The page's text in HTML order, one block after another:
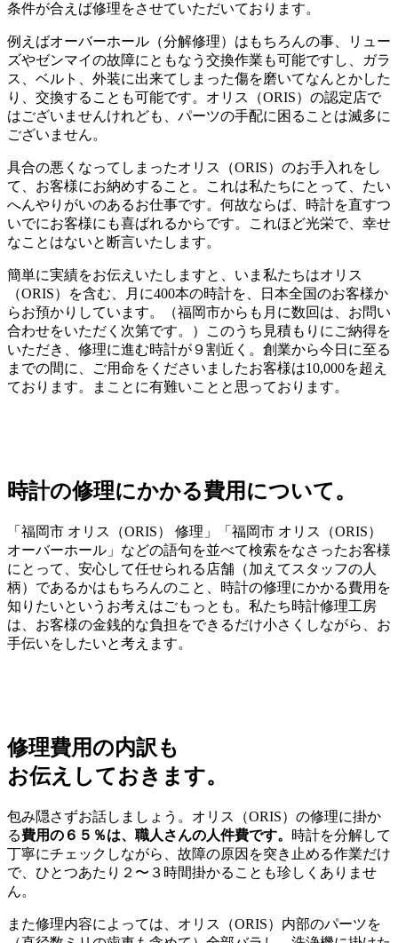
条件が合えば修理をさせていただいております。
例えばオーバーホール（分解修理）はもちろんの事、リュー
ズやゼンマイの故障にともなう交換作業も可能ですし、ガラ
ス、ベルト、外装に出来てしまった傷を磨いてなんとかした
り、交換することも可能です。オリス（ORIS）の認定店で
はございませんけれども、パーツの手配に困ることは滅多に
ございません。
具合の悪くなってしまったオリス（ORIS）のお手入れをし
て、お客様にお納めすること。これは私たちにとって、たい
へんやりがいのあるお仕事です。何故ならば、時計を直すつ
いでにお客様にも喜ばれるからです。これほど光栄で、幸せ
なことはないと断言いたします。
簡単に実績をお伝えいたしますと、いま私たちはオリス
（ORIS）を含む、月に400本の時計を、日本全国のお客様か
らお預かりしています。（福岡市からも月に数回は、お問い
合わせをいただく次第です。）このうち見積もりにご納得を
いただき、修理に進む時計が９割近く。創業から今日に至る
までの間に、ご用命をくださいましたお客様は10,000を超え
ております。まことに有難いことと思っております。
時計の修理にかかる費用について。
「福岡市 オリス（ORIS） 修理」「福岡市 オリス（ORIS）
オーバーホール」などの語句を並べて検索をなさったお客様
にとって、安心して任せられる店舗（加えてスタッフの人
柄）であるかはもちろんのこと、時計の修理にかかる費用を
知りたいというお考えはごもっとも。私たち時計修理工房
は、お客様の金銭的な負担をできるだけ小さくしながら、お
手伝いをしたいと考えます。
修理費用の内訳も
お伝えしておきます。
包み隠さずお話しましょう。オリス（ORIS）の修理に掛か
る費用の６５％は、職人さんの人件費です。 時計を分解して
丁寧にチェックしながら、故障の原因を突き止める作業だけ
で、ひとつあたり２〜３時間掛かることも珍しくありませ
ん。
また修理内容によっては、オリス（ORIS）内部のパーツを